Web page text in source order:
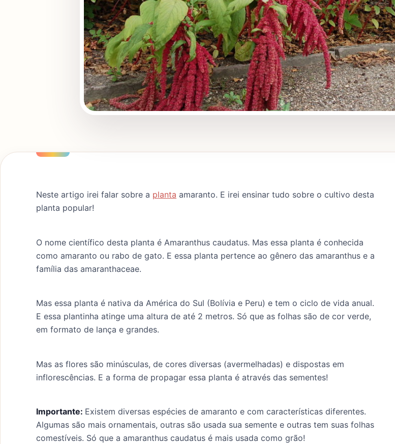
Neste artigo irei falar sobre a planta amaranto. E irei ensinar tudo sobre o cultivo desta
planta popular!
O nome científico desta planta é Amaranthus caudatus. Mas essa planta é conhecida
como amaranto ou rabo de gato. E essa planta pertence ao gênero das amaranthus e a
família das amaranthaceae.
Mas essa planta é nativa da América do Sul (Bolívia e Peru) e tem o ciclo de vida anual.
E essa plantinha atinge uma altura de até 2 metros. Só que as folhas são de cor verde,
em formato de lança e grandes.
Mas as flores são minúsculas, de cores diversas (avermelhadas) e dispostas em
inflorescências. E a forma de propagar essa planta é através das sementes!
Importante: Existem diversas espécies de amaranto e com características diferentes.
Algumas são mais ornamentais, outras são usada sua semente e outras tem suas folhas
comestíveis. Só que a amaranthus caudatus é mais usada como grão!